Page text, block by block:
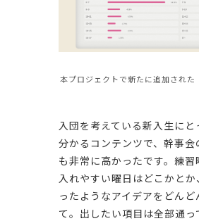
本プロジェクトで新たに追加され
入団を考えている新入生に
分かるコンテンツで、幹事
も非常に高かったです。練
入れやすい曜日はどこかと
ったようなアイデアをどん
て。出したい項目は全部通